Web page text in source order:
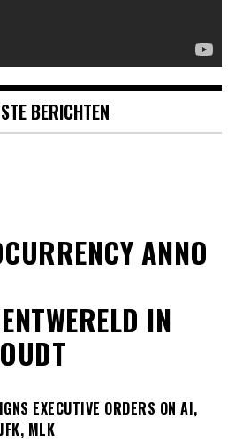
BERICHTEN
ANNO
IN
EXECUTIVE ORDERS ON AI,
MLK